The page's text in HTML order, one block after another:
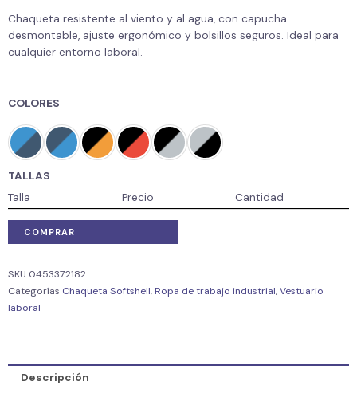
Chaqueta resistente al viento y al agua, con capucha
desmontable, ajuste ergonómico y bolsillos seguros. Ideal para
cualquier entorno laboral.
COLORES
TALLAS
Talla
Precio Cantidad
COMPRAR
SKU 0453372182
Categorías Chaqueta Softshell,Ropa de trabajo industrial,Vestuario
laboral
Descripción